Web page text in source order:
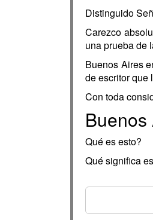
Distinguido
Carezco
una prueba de
Buenos Aires
de escritor que
Con toda
Qué es esto?
Qué significa